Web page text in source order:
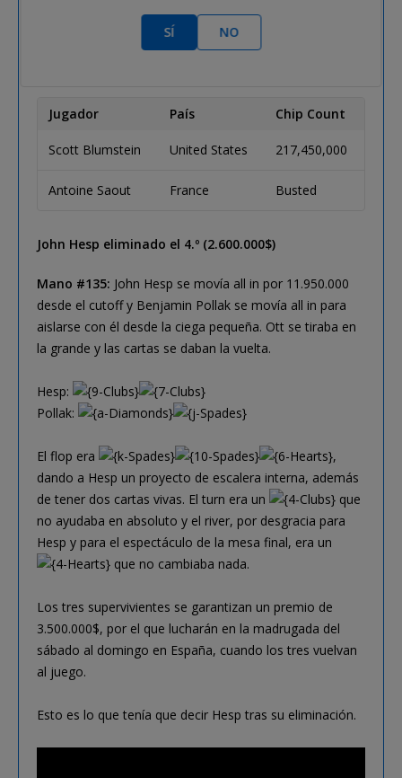
El resto de jugadores se garantizaban un premio de 2,6
Jugador País Chip Count
Scott Blumstein United States 217,450,000
Antoine Saout France Busted
John Hesp eliminado el 4.º (2.600.000$)
Mano #135: John Hesp se movía all in por 11.950.000
desde el cutoff y Benjamin Pollak se movía all in para
aislarse con él desde la ciega pequeña. Ott se tiraba en
la grande y las cartas se daban la vuelta.
Hesp:
Pollak:
El flop era
,
dando a Hesp un proyecto de escalera interna, además
de tener dos cartas vivas. El turn era un
que
no ayudaba en absoluto y el river, por desgracia para
Hesp y para el espectáculo de la mesa final, era un
que no cambiaba nada.
Los tres supervivientes se garantizan un premio de
3.500.000$, por el que lucharán en la madrugada del
sábado al domingo en España, cuando los tres vuelvan
al juego.
Esto es lo que tenía que decir Hesp tras su eliminación.
SÍ NO